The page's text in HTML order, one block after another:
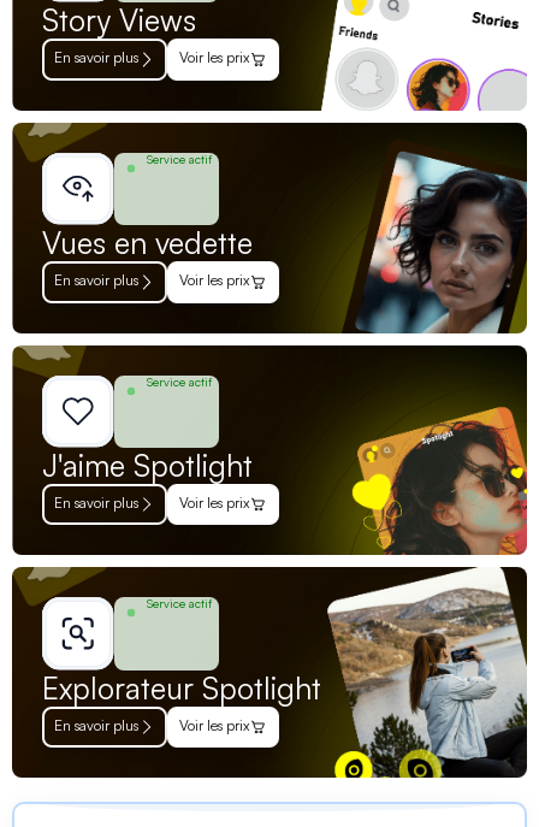
Story Views
En savoir plus Voir les prix
Service actif
Vues en vedette
En savoir plus Voir les prix
Service actif
J'aime Spotlight
En savoir plus Voir les prix
Service actif
Explorateur Spotlight
En savoir plus Voir les prix